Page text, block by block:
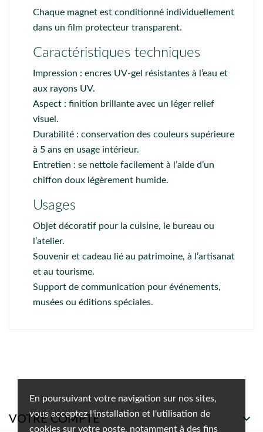
En poursuivant votre navigation sur nos sites,
vous acceptez l'installation et l'utilisation de
cookies sur votre poste, notamment à des fins
Chaque magnet est conditionné individuellement
dans un film protecteur transparent.
Caractéristiques techniques
Impression : encres UV-gel résistantes à l’eau et
aux rayons UV.
Aspect : finition brillante avec un léger relief
visuel.
Durabilité : conservation des couleurs supérieure
à 5 ans en usage intérieur.
Entretien : se nettoie facilement à l’aide d’un
chiffon doux légèrement humide.
Usages
Objet décoratif pour la cuisine, le bureau ou
l’atelier.
Souvenir et cadeau lié au patrimoine, à l’artisanat
et au tourisme.
Support de communication pour événements,
musées ou éditions spéciales.
VOTRE COMPTE 